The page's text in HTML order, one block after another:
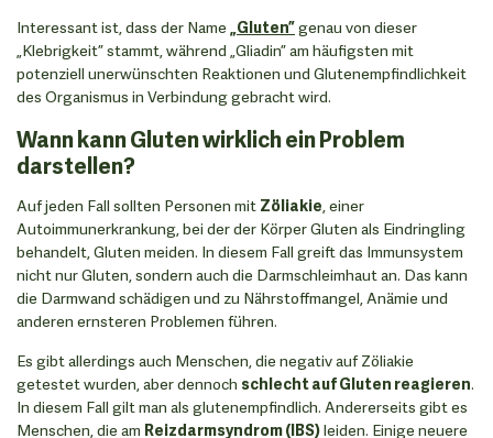
Interessant ist, dass der Name „Gluten”genau von dieser
„Klebrigkeit” stammt, während „Gliadin” am häufigsten mit
potenziell unerwünschten Reaktionen und Glutenempfindlichkeit
des Organismus in Verbindung gebracht wird.
Wann kann Gluten wirklich ein Problem
darstellen?
Auf jeden Fall sollten Personen mit Zöliakie, einer
Autoimmunerkrankung, bei der der Körper Gluten als Eindringling
behandelt, Gluten meiden. In diesem Fall greift das Immunsystem
nicht nur Gluten, sondern auch die Darmschleimhaut an. Das kann
die Darmwand schädigen und zu Nährstoffmangel, Anämie und
anderen ernsteren Problemen führen.
Es gibt allerdings auch Menschen, die negativ auf Zöliakie
getestet wurden, aber dennoch schlecht auf Gluten reagieren.
In diesem Fall gilt man als glutenempfindlich. Andererseits gibt es
Menschen, die am Reizdarmsyndrom (IBS)leiden. Einige neuere